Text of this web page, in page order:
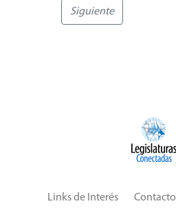
Siguiente
Links de Interés Contacto